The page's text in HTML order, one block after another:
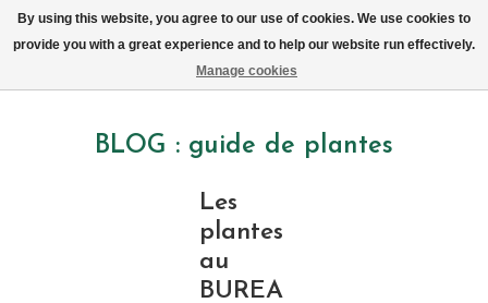
BLOG : guide de plantes
Les
plantes
au
BUREA
By using this website, you agree to our use of cookies. We use cookies to
provide you with a great experience and to help our website run effectively.
Manage cookies